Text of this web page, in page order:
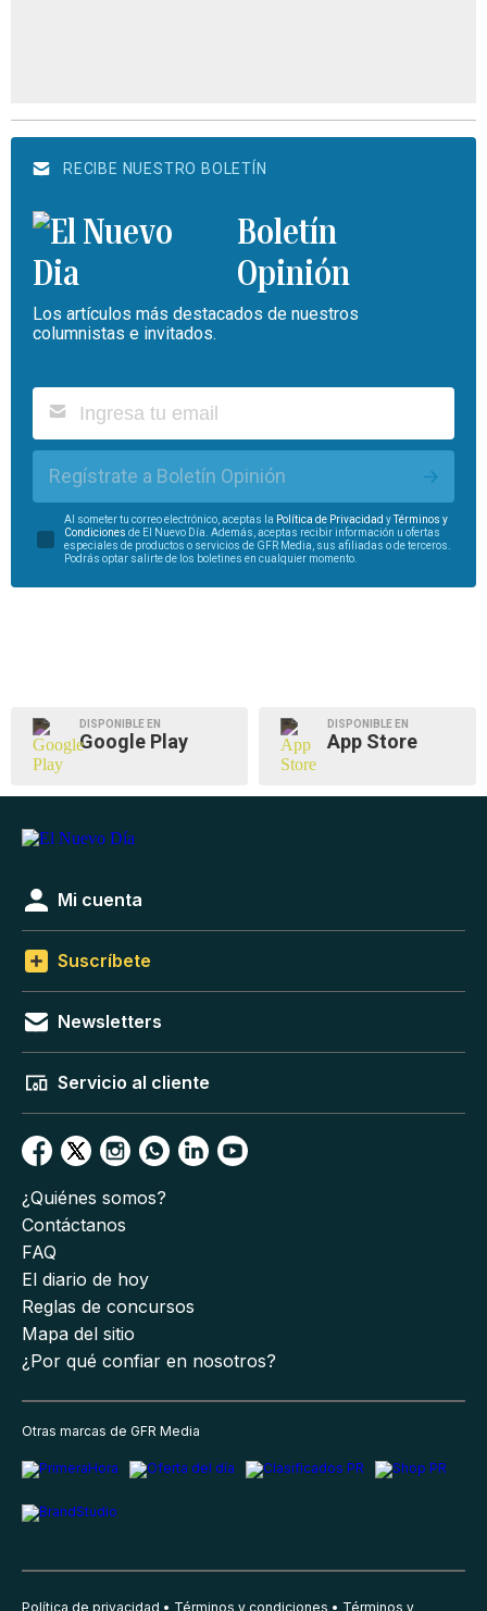
RECIBE NUESTRO BOLETÍN
Boletín
Opinión
Los artículos más destacados de nuestros
columnistas e invitados.
Regístrate a Boletín Opinión
Al someter tu correo electrónico, aceptas la Política de Privacidad y
Términos y
Condiciones de El Nuevo Día. Además, aceptas recibir información u ofertas
especiales de productos o servicios de GFR Media, sus afiliadas o de terceros.
Podrás optar salirte de los boletines en cualquier momento.
DISPONIBLE EN
Google Play
DISPONIBLE EN
App Store
Mi cuenta
Suscríbete
Newsletters
Servicio al cliente
¿Quiénes somos?
Contáctanos
FAQ
El diario de hoy
Reglas de concursos
Mapa del sitio
¿Por qué confiar en nosotros?
Otras marcas de GFR Media
Política de privacidad Términos y condiciones Términos y